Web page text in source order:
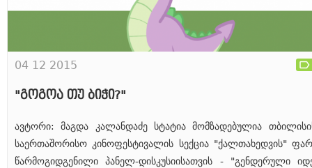
04 12 2015
"გოგოა თუ ბიჭი?"
ავტორი: მაგდა კალანდაძე სტატია მომზადებულია
საერთაშორისო კინოფესტივალის სექცია "ქალთახედვის"
წარმოგიდგენილი პანელ-დისკუსიისათვის - "გენდერული